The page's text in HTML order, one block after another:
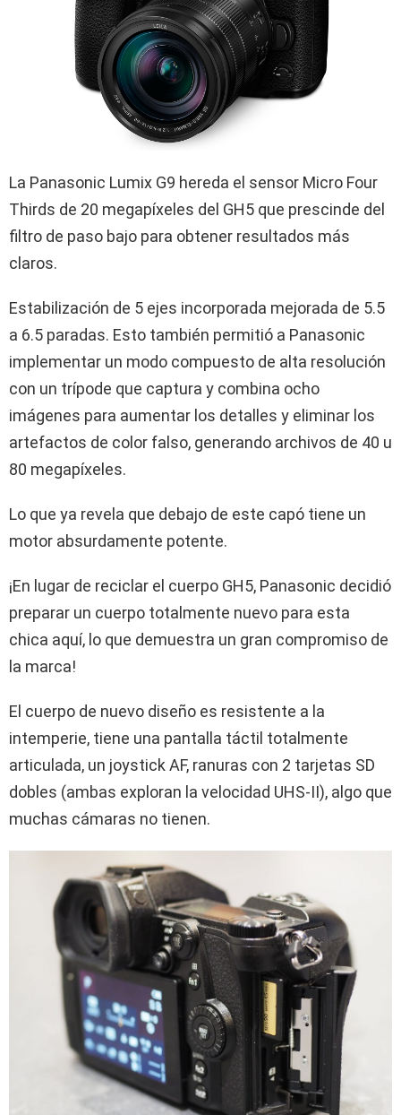
La Panasonic Lumix G9 hereda el sensor Micro Four
Thirds de 20 megapíxeles del GH5 que prescinde del
filtro de paso bajo para obtener resultados más
claros.
Estabilización de 5 ejes incorporada mejorada de 5.5
a 6.5 paradas. Esto también permitió a Panasonic
implementar un modo compuesto de alta resolución
con un trípode que captura y combina ocho
imágenes para aumentar los detalles y eliminar los
artefactos de color falso, generando archivos de 40 u
80 megapíxeles.
Lo que ya revela que debajo de este capó tiene un
motor absurdamente potente.
¡En lugar de reciclar el cuerpo GH5, Panasonic decidió
preparar un cuerpo totalmente nuevo para esta
chica aquí, lo que demuestra un gran compromiso de
la marca!
El cuerpo de nuevo diseño es resistente a la
intemperie, tiene una pantalla táctil totalmente
articulada, un joystick AF, ranuras con 2 tarjetas SD
dobles (ambas exploran la velocidad UHS-II), algo que
muchas cámaras no tienen.